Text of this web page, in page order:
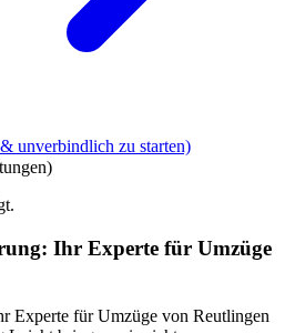
unverbindlich zu starten)
Ihr Experte für Umzüge
Experte für Umzüge von Reutlingen